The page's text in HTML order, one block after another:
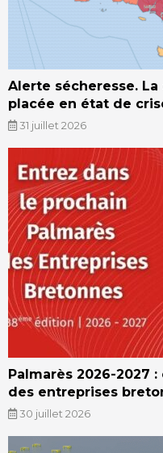
Alerte sécheresse.
placée en état de
31 juillet 2026
Palmarès 2026-2027
des entreprises
30 juillet 2026